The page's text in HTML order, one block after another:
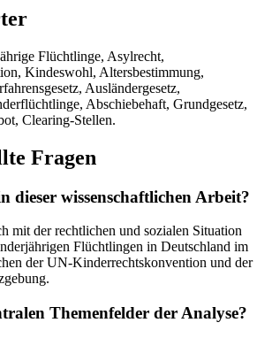
Flüchtlinge, Asylrecht,
Kindeswohl, Altersbestimmung,
Ausländergesetz,
Abschiebehaft, Grundgesetz,
Clearing-Stellen.
Fragen
dieser wissenschaftlichen Arbeit?
mit der rechtlichen und sozialen Situation
Flüchtlingen in Deutschland im
der UN-Kinderrechtskonvention und der
Themenfelder der Analyse?